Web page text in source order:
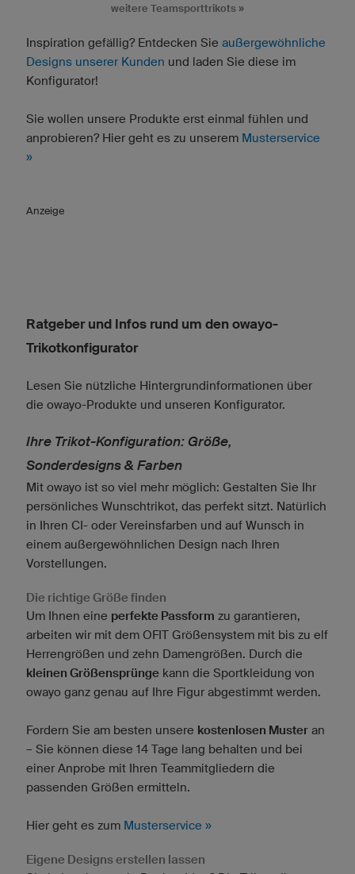
weitere Teamsporttrikots »
Inspiration gefällig? Entdecken Sie außergewöhnliche
Designs unserer Kunden und laden Sie diese im
Konfigurator!
Sie wollen unsere Produkte erst einmal fühlen und
anprobieren? Hier geht es zu unserem Musterservice
»
Anzeige
Ratgeber und Infos rund um den owayo-
Trikotkonfigurator
Lesen Sie nützliche Hintergrundinformationen über
die owayo-Produkte und unseren Konfigurator.
Ihre Trikot-Konfiguration: Größe,
Sonderdesigns & Farben
Mit owayo ist so viel mehr möglich: Gestalten Sie Ihr
persönliches Wunschtrikot, das perfekt sitzt. Natürlich
in Ihren CI- oder Vereinsfarben und auf Wunsch in
einem außergewöhnlichen Design nach Ihren
Vorstellungen.
Die richtige Größe finden
Um Ihnen eine perfekte Passform zu garantieren,
arbeiten wir mit dem OFIT Größensystem mit bis zu elf
Herrengrößen und zehn Damengrößen. Durch die
kleinen Größensprünge kann die Sportkleidung von
owayo ganz genau auf Ihre Figur abgestimmt werden.
Fordern Sie am besten unsere kostenlosen Muster an
– Sie können diese 14 Tage lang behalten und bei
einer Anprobe mit Ihren Teammitgliedern die
passenden Größen ermitteln.
Hier geht es zum Musterservice »
Eigene Designs erstellen lassen